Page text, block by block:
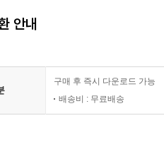
안내
구매 후 즉시 다운로드 가능
배송비 : 무료배송